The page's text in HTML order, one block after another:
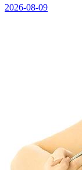
2026-08-09